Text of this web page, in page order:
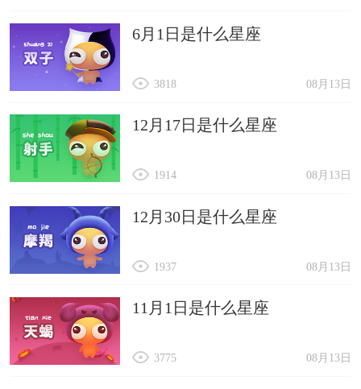
好状态。十二月最后一天了，2023年最后一天了，
再见了十二月，再见了2023。
13、2023年的最后一天，我的抓紧时间把该做的事
情都做完了，让今年不留遗憾。
14、谢谢你，2023年的支持，祝福你，2023年的关
心，记住你，2023年的友谊，温暖你，2023年的帮
助，愿好运罩着你，福气绕着你，机会围着你，财
气抱着你，愿你2024年开心快乐，事事顺利。
15、在2023的最后一个月，善待时光，善待自己，
加单中。2024加油!
16、计划也许没能赶得上变化，但至少要在最后好
6月1日是什么星座
08月13日
3818
12月17日是什么星座
08月13日
1914
12月30日是什么星座
08月13日
1937
11月1日是什么星座
08月13日
3775